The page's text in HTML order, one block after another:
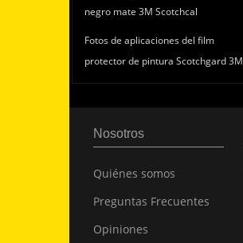
negro mate 3M Scotchcal
Fotos de aplicaciones del film
protector de pintura Scotchgard 3M
Nosotros
Quiénes somos
Preguntas Frecuentes
Opiniones